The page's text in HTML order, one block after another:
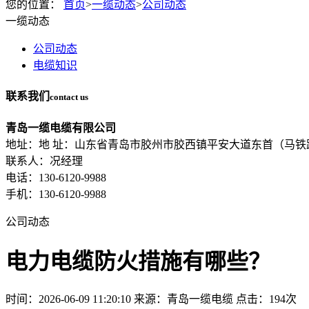
您的位置： 首页>一缆动态>公司动态
一缆动态
公司动态
电缆知识
联系我们 contact us
青岛一缆电缆有限公司
地址：地 址：山东省青岛市胶州市胶西镇平安大道东首（马
联系人：况经理
电话：130-6120-9988
手机：130-6120-9988
公司动态
电力电缆防火措施有哪些？
时间：2026-06-09 11:20:10 来源：青岛一缆电缆 点击：194次